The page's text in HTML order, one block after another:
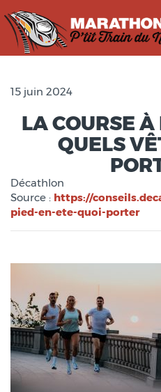
15 juin 2024
LA COURSE À
QUELS
Décathlon
Source : https://
pied-en-ete-quoi-porter